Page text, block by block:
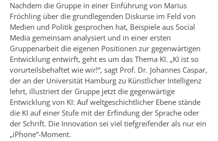
Nachdem die Gruppe in einer Einführung von Marius
Fröchling über die grundlegenden Diskurse im Feld von
Medien und Politik gesprochen hat, Beispiele aus Social
Media gemeinsam analysiert und in einer ersten
Gruppenarbeit die eigenen Positionen zur gegenwärtigen
Entwicklung entwirft, geht es um das Thema KI. „KI ist so
vorurteilsbehaftet wie wir!“, sagt Prof. Dr. Johannes Caspar,
der an der Universität Hamburg zu Künstlicher Intelligenz
lehrt, illustriert der Gruppe jetzt die gegenwärtige
Entwicklung von KI: Auf weltgeschichtlicher Ebene stände
die KI auf einer Stufe mit der Erfindung der Sprache oder
der Schrift. Die Innovation sei viel tiefgreifender als nur ein
„iPhone“-Moment.